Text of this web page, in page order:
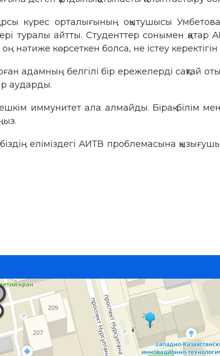
күрес орталығының оқытушысы
туралы айтты. Студенттер сонымен қатар
нәтиже көрсеткен болса, не істеу керектігін
адамның белгілі бір ережелерді сақтай
аударды.
иммунитет ала алмайды. Бірақ білім
еліміздегі АИТВ проблемасына